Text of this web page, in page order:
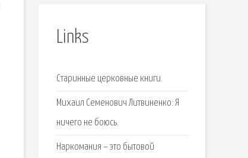
Links
Старинные церковные книги.
Михаил Семенович Литвиненко: Я
ничего не боюсь.
Наркомания – это бытовой